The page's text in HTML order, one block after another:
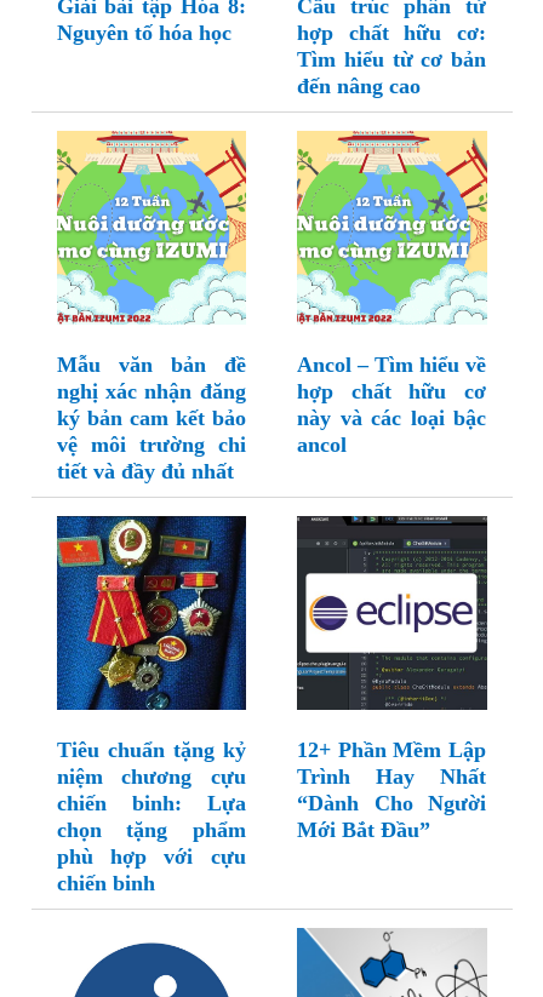
Giải bài tập Hóa 8:
Nguyên tố hóa học
Cấu trúc phân tử
hợp chất hữu cơ:
Tìm hiểu từ cơ bản
đến nâng cao
Mẫu văn bản đề
nghị xác nhận đăng
ký bản cam kết bảo
vệ môi trường chi
tiết và đầy đủ nhất
Ancol – Tìm hiểu về
hợp chất hữu cơ
này và các loại bậc
ancol
Tiêu chuẩn tặng kỷ
niệm chương cựu
chiến binh: Lựa
chọn tặng phẩm
phù hợp với cựu
chiến binh
12+ Phần Mềm Lập
Trình Hay Nhất
“Dành Cho Người
Mới Bắt Đầu”